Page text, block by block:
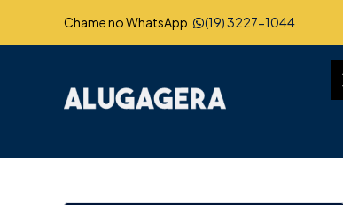
Chame no WhatsApp (19) 3227-1044